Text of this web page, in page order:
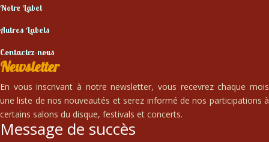
Notre Label
Autres Labels
Contactez-nous
Newsletter
En vous inscrivant à notre newsletter, vous recevrez chaque mois
une liste de nos nouveautés et serez informé de nos participations à
certains salons du disque, festivals et concerts.
Message de succès